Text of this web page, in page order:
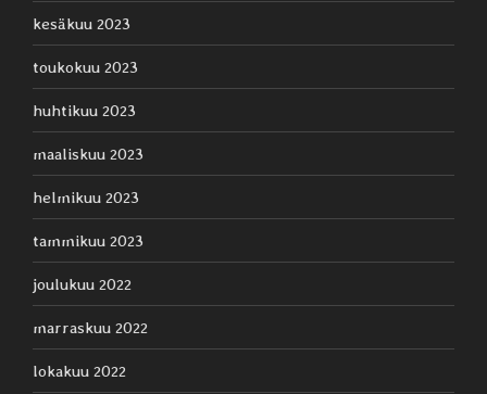
kesäkuu 2023
toukokuu 2023
huhtikuu 2023
maaliskuu 2023
helmikuu 2023
tammikuu 2023
joulukuu 2022
marraskuu 2022
lokakuu 2022